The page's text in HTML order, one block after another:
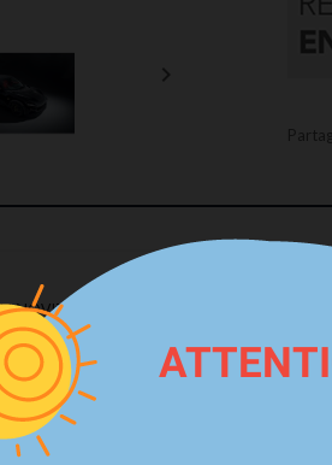
POUR FERRARI PUROSANGUE
avec les extensions d'ailes en
allient performance aérodynamique et
des véhicules de prestige, ces
qualité exceptionnel, dans le respect des